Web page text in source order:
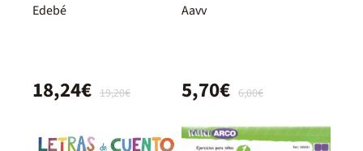
Edebé
19,20€
18,24€
Aavv
6,00€
5,70€